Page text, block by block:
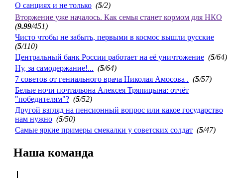
О санциях и не только (5/2)
Вторжение уже началось. Как семья станет кормом для НКО
(9.99/451)
Чисто чтобы не забыть, первыми в космос вышли русские
(5/110)
Центральный банк России работает на её уничтожение (5/64)
Ну, за самодержание!... (5/64)
7 советов от гениального врача Николая Амосова . (5/57)
Белые ночи почтальона Алексея Тряпицына: отчёт
"победителям"? (5/52)
Другой взгляд на пенсионный вопрос или какое государство
нам нужно (5/50)
Самые яркие примеры смекалки у советских солдат (5/47)
Наша команда